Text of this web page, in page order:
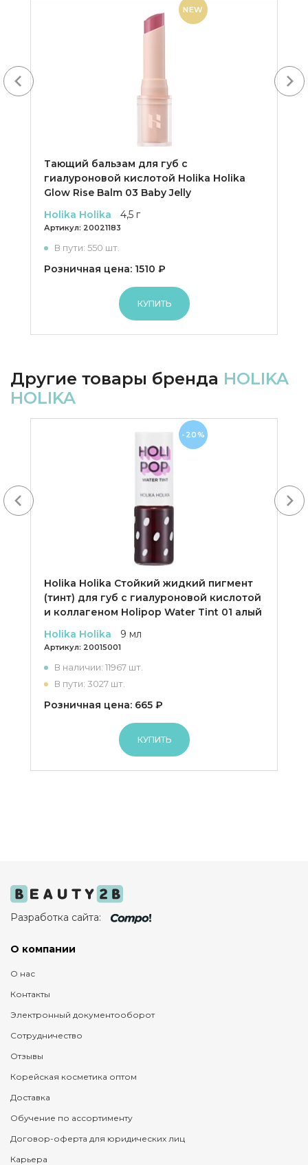
Тающий бальзам для губ с
гиалуроновой кислотой Holika Holika
Glow Rise Balm 03 Baby Jelly
Holika Holika
4,5 г
Артикул: 20021183
В пути: 550 шт.
Розничная цена: 1510 ₽
КУПИТЬ
NEW
Другие товары бренда HOLIKA
HOLIKA
Holika Holika Cтойкий жидкий пигмент
(тинт) для губ с гиалуроновой кислотой
и коллагеном Holipop Water Tint 01 алый
Holika Holika
9 мл
Артикул: 20015001
В наличии: 11967 шт.
В пути: 3027 шт.
Розничная цена: 665 ₽
КУПИТЬ
-20%
Разработка сайта:
О компании
О нас
Контакты
Электронный документооборот
Сотрудничество
Отзывы
Корейская косметика оптом
Доставка
Обучение по ассортименту
Договор-оферта для юридических лиц
Карьера